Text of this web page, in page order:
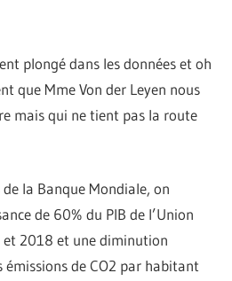
plongé dans les données et oh
que Mme Von der Leyen nous
mais qui ne tient pas la route
la Banque Mondiale, on
de 60% du PIB de l’Union
et 2018 et une diminution
émissions de CO2 par habitant